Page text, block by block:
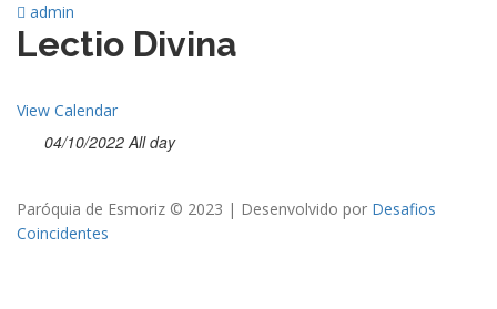
admin
Lectio Divina
View Calendar
04/10/2022 All day
Paróquia de Esmoriz © 2023 | Desenvolvido por Desafios
Coincidentes